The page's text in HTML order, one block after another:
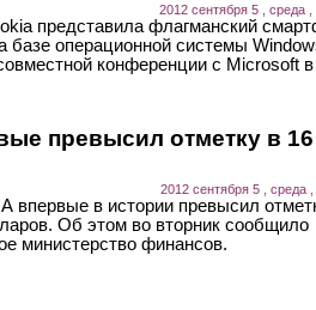
2012 сентября 5 , среда ,
представила флагманский
базе операционной системы
конференции с Microsoft в
превысил отметку в 16
2012 сентября 5 , среда ,
впервые в истории превысил
Об этом во вторник сообщило
министерство финансов.